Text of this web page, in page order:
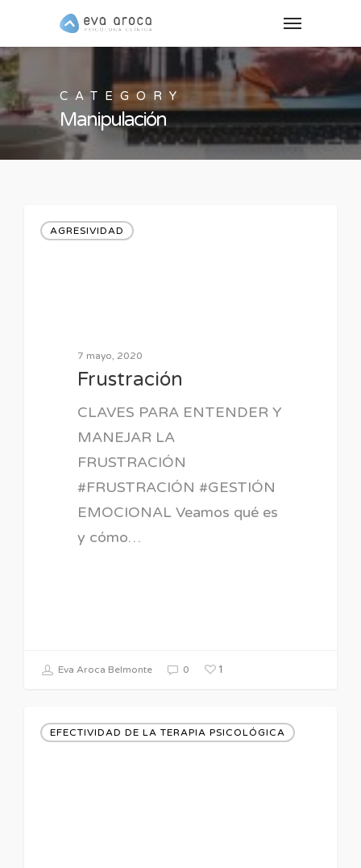
CATEGORY
Manipulación
AGRESIVIDAD
7 mayo, 2020
Frustración
CLAVES PARA ENTENDER Y
MANEJAR LA
FRUSTRACIÓN
#FRUSTRACIÓN #GESTIÓN
EMOCIONAL Veamos qué es
y cómo…
Eva Aroca Belmonte 0 1
EFECTIVIDAD DE LA TERAPIA PSICOLÓGICA